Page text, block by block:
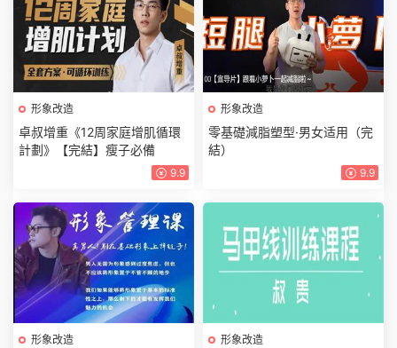
形象改造
卓叔增重《12周家庭增肌循環
計劃》【完結】瘦子必備
9.9
形象改造
零基礎減脂塑型·男女适用（完
結）
9.9
形象改造 形象改造